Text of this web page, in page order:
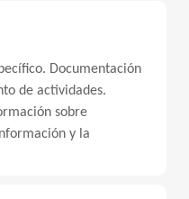
Documentación
de actividades.
sobre
y la